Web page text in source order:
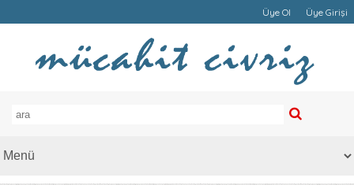
Üye Ol Üye Girişi